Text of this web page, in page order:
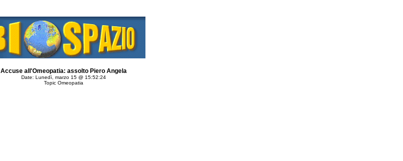
Accuse all'Omeopatia: assolto Piero Angela
Date: Lunedì, marzo 15 @ 15:52:24
Topic Omeopatia